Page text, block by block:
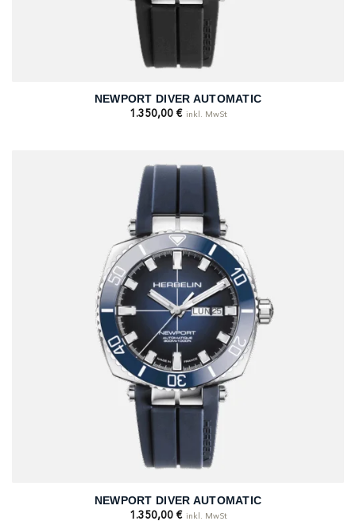
NEWPORT DIVER AUTOMATIC
1.350,00 € inkl. MwSt
NEWPORT DIVER AUTOMATIC
1.350,00 € inkl. MwSt